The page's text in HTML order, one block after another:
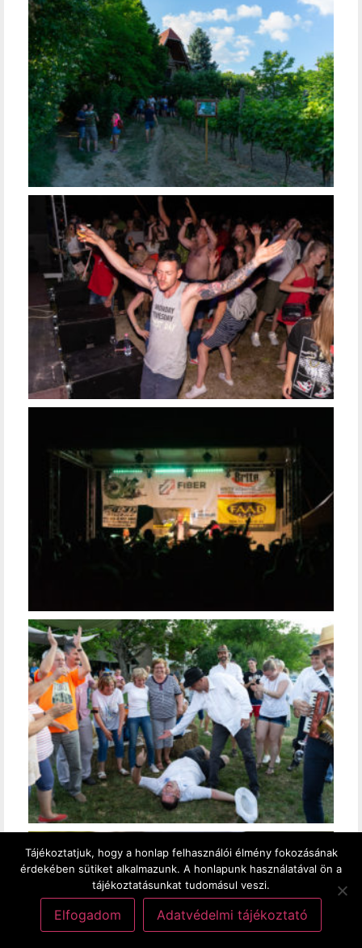
Tájékoztatjuk, hogy a honlap felhasználói élmény fokozásának
érdekében sütiket alkalmazunk. A honlapunk használatával ön a
tájékoztatásunkat tudomásul veszi.
Elfogadom Adatvédelmi tájékoztató